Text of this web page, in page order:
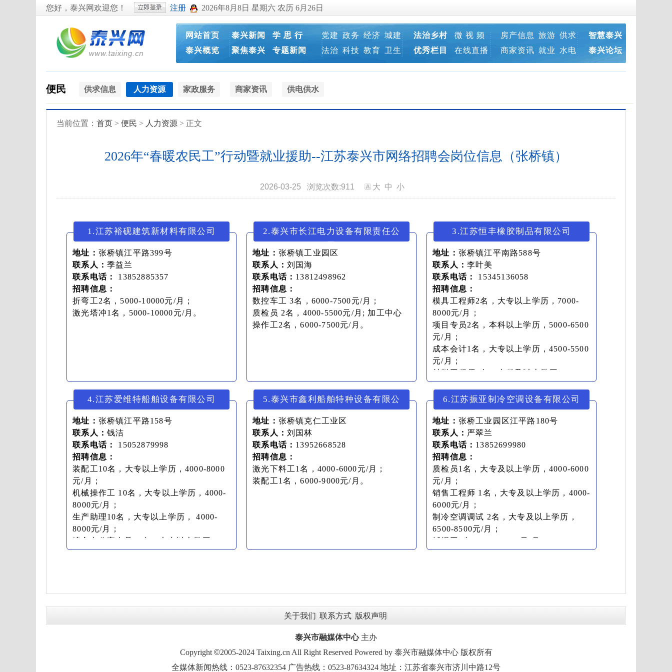
您好，泰兴网欢迎您！ 注册 2026年8月8日 星期六 农历 6月26日
网站首页
泰兴概览
泰兴新闻
学 思 行
聚焦泰兴
专题新闻
党建 政务 经济 城建
法治 科技 教育 卫生
法治乡村
微 视 频
优秀栏目
在线直播
房产信息 旅游 供求
商家资讯 就业 水电
智慧泰兴
泰兴论坛
便民 供求信息 人力资源 家政服务 商家资讯 供电供水
当前位置： 首页 > 便民 > 人力资源 > 正文
2026年“春暖农民工”行动暨就业援助--江苏泰兴市网络招聘会岗位信息（张桥镇）
2026-03-25 浏览次数:911 大 中 小
1.江苏裕砚建筑新材料有限公司
地址： 张桥镇江平路399号
联系人： 季益兰
联系电话：
13852885357
招聘信息：
折弯工2名，5000-10000元/月；
激光塔冲1名，5000-10000元/月。
2.泰兴市长江电力设备有限责任公
地址： 张桥镇工业园区
联系人： 刘国海
联系电话： 13812498962
招聘信息：
数控车工 3名，6000-7500元/月；
质检员 2名，4000-5500元/月; 加工中心
操作工2名，6000-7500元/月。
3.江苏恒丰橡胶制品有限公司
地址： 张桥镇江平南路588号
联系人： 李叶美
联系电话：
15345136058
招聘信息：
模具工程师2名，大专以上学历，7000-
8000元/月；
项目专员2名，本科以上学历，5000-6500
元/月；
成本会计1名，大专以上学历，4500-5500
元/月；
材料工程师2名，本科及以上学历，7000-
8000元/月；
质量工程师1名，本科以上学历，7000-
8000元/月。
4.江苏爱维特船舶设备有限公司
地址： 张桥镇江平路158号
联系人： 钱洁
联系电话：
15052879998
招聘信息：
装配工10名，大专以上学历，4000-8000
元/月；
机械操作工 10名，大专以上学历，4000-
8000元/月；
生产助理10名，大专以上学历， 4000-
8000元/月；
综合办公室人员10名，大专以上学历，
4000-8000元/月；
5.泰兴市鑫利船舶特种设备有限公
地址： 张桥镇克仁工业区
联系人： 刘国林
联系电话： 13952668528
招聘信息：
激光下料工1名，4000-6000元/月；
装配工1名，6000-9000元/月。
6.江苏振亚制冷空调设备有限公司
地址： 张桥工业园区江平路180号
联系人： 严翠兰
联系电话： 13852699980
招聘信息：
质检员1名，大专及以上学历，4000-6000
元/月；
销售工程师 1名，大专及以上学历，4000-
6000元/月；
制冷空调调试 2名，大专及以上学历，
6500-8500元/月；
钎焊工1名，5000-6000元/月；
装配工2名，4500-6000元/月；
关于我们 联系方式| 版权声明
泰兴市融媒体中心主办
Copyright ©2005-2024 Taixing.cn All Right Reserved Powered by 泰兴市融媒体中心 版权所有
全媒体新闻热线：0523-87632354 广告热线：0523-87634324 地址：江苏省泰兴市济川中路12号